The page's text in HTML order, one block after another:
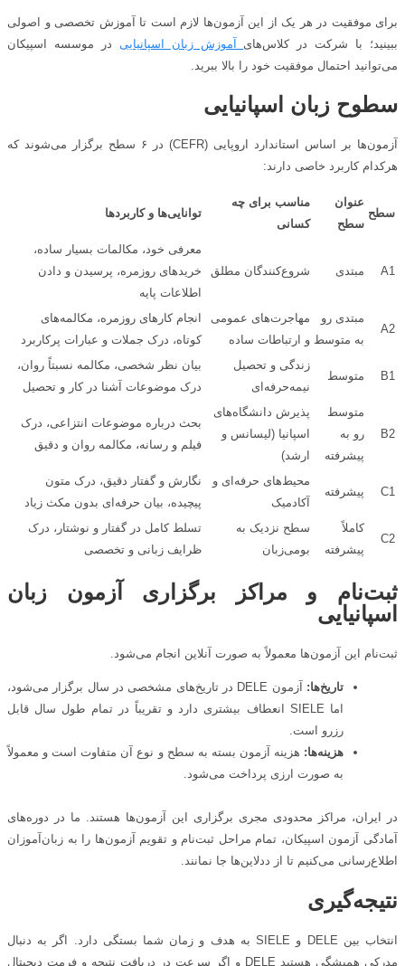
برای موفقیت در هر یک از این آزمون‌ها لازم است تا آموزش تخصصی و اصولی
ببینید؛ با شرکت در کلاس‌های آموزش زبان اسپانیایی در موسسه اسپیکان
می‌توانید احتمال موفقیت خود را بالا ببرید.
سطوح زبان اسپانیایی
آزمون‌ها بر اساس استاندارد اروپایی (CEFR) در ۶ سطح برگزار می‌شوند که
هرکدام کاربرد خاصی دارند:
سطح
عنوان
سطح
مناسب برای چه
کسانی
توانایی‌ها و کاربردها
A1 مبتدی شروع‌کنندگان مطلق
معرفی خود، مکالمات بسیار ساده،
خریدهای روزمره، پرسیدن و دادن
اطلاعات پایه
A2
مبتدی رو
به متوسط
مهاجرت‌های عمومی
و ارتباطات ساده
انجام کارهای روزمره، مکالمه‌های
کوتاه، درک جملات و عبارات پرکاربرد
B1 متوسط
زندگی و تحصیل
نیمه‌حرفه‌ای
بیان نظر شخصی، مکالمه نسبتاً روان،
درک موضوعات آشنا در کار و تحصیل
B2
متوسط
رو به
پیشرفته
پذیرش دانشگاه‌های
اسپانیا (لیسانس و
ارشد)
بحث درباره موضوعات انتزاعی، درک
فیلم و رسانه، مکالمه روان و دقیق
C1 پیشرفته
محیط‌های حرفه‌ای و
آکادمیک
نگارش و گفتار دقیق، درک متون
پیچیده، بیان حرفه‌ای بدون مکث زیاد
C2
کاملاً
پیشرفته
سطح نزدیک به
بومی‌زبان
تسلط کامل در گفتار و نوشتار، درک
ظرایف زبانی و تخصصی
ثبت‌نام و مراکز برگزاری آزمون زبان
اسپانیایی
ثبت‌نام این آزمون‌ها معمولاً به صورت آنلاین انجام می‌شود.
تاریخ‌ها:
آزمون DELE در تاریخ‌های مشخصی در سال برگزار می‌شود،
اما SIELE انعطاف بیشتری دارد و تقریباً در تمام طول سال قابل
رزرو است.
هزینه‌ها: هزینه آزمون بسته به سطح و نوع آن متفاوت است و معمولاً
به صورت ارزی پرداخت می‌شود.
در ایران، مراکز محدودی مجری برگزاری این آزمون‌ها هستند. ما در دوره‌های
آمادگی آزمون اسپیکان، تمام مراحل ثبت‌نام و تقویم آزمون‌ها را به زبان‌آموزان
اطلاع‌رسانی می‌کنیم تا از ددلاین‌ها جا نمانند.
نتیجه‌گیری
انتخاب بین DELE و SIELE به هدف و زمان شما بستگی دارد. اگر به دنبال
مدرکی همیشگی هستید DELE و اگر سرعت در دریافت نتیجه و فرمت دیجیتال